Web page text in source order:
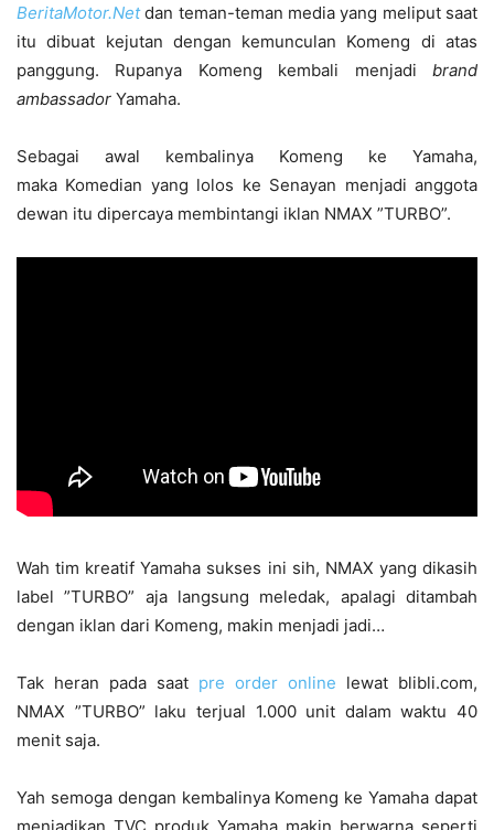
BeritaMotor.Netdan teman-teman media yang meliput saat
itu dibuat kejutan dengan kemunculan Komeng di atas
panggung. Rupanya Komeng kembali menjadi brand
ambassador Yamaha.
Sebagai awal kembalinya Komeng ke Yamaha,
maka Komedian yang lolos ke Senayan menjadi anggota
dewan itu dipercaya membintangi iklan NMAX ”TURBO”.
Wah tim kreatif Yamaha sukses ini sih, NMAX yang dikasih
label ”TURBO” aja langsung meledak, apalagi ditambah
dengan iklan dari Komeng, makin menjadi jadi…
Tak heran pada saat pre order online lewat blibli.com,
NMAX ”TURBO” laku terjual 1.000 unit dalam waktu 40
menit saja.
Yah semoga dengan kembalinya Komeng ke Yamaha dapat